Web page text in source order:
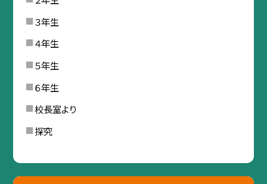
３年生
４年生
５年生
６年生
校長室より
探究